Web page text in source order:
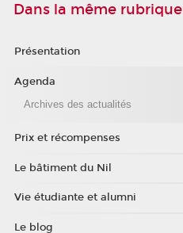
Dans la même rubrique
Présentation
Agenda
Archives des actualités
Prix et récompenses
Le bâtiment du Nil
Vie étudiante et alumni
Le blog